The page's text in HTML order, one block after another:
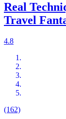
Real
Travel
4.8
(162)